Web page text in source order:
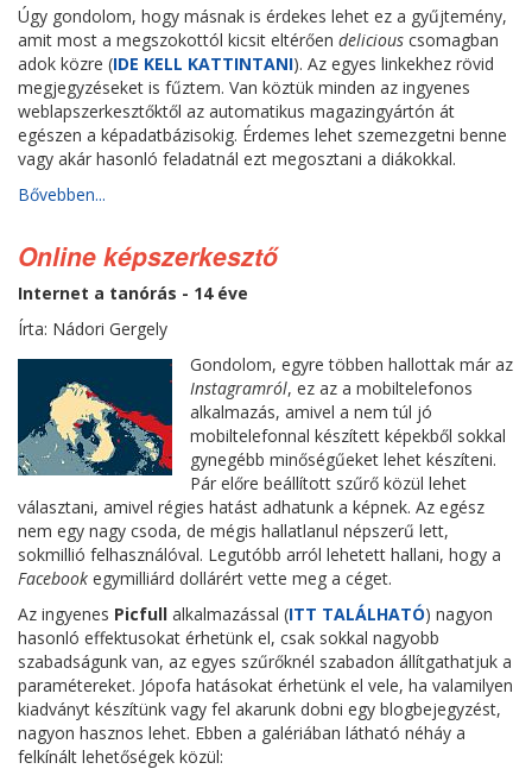
Úgy gondolom, hogy másnak is érdekes lehet ez a gyűjtemény,
amit most a megszokottól kicsit eltérően delicious csomagban
adok közre (IDE KELL KATTINTANI). Az egyes linkekhez rövid
megjegyzéseket is fűztem. Van köztük minden az ingyenes
weblapszerkesztőktől az automatikus magazingyártón át
egészen a képadatbázisokig. Érdemes lehet szemezgetni benne
vagy akár hasonló feladatnál ezt megosztani a diákokkal.
Bővebben...
Online képszerkesztő
Internet a tanórás - 14 éve
Írta: Nádori Gergely
Gondolom, egyre többen hallottak már az
Instagramról, ez az a mobiltelefonos
alkalmazás, amivel a nem túl jó
mobiltelefonnal készített képekből sokkal
gynegébb minőségűeket lehet készíteni.
Pár előre beállított szűrő közül lehet
választani, amivel régies hatást adhatunk a képnek. Az egész
nem egy nagy csoda, de mégis hallatlanul népszerű lett,
sokmillió felhasználóval. Legutóbb arról lehetett hallani, hogy a
Facebook egymilliárd dollárért vette meg a céget.
Az ingyenes Picfull alkalmazással (ITT TALÁLHATÓ) nagyon
hasonló effektusokat érhetünk el, csak sokkal nagyobb
szabadságunk van, az egyes szűrőknél szabadon állítgathatjuk a
paramétereket. Jópofa hatásokat érhetünk el vele, ha valamilyen
kiadványt készítünk vagy fel akarunk dobni egy blogbejegyzést,
nagyon hasznos lehet. Ebben a galériában látható néháy a
felkínált lehetőségek közül: